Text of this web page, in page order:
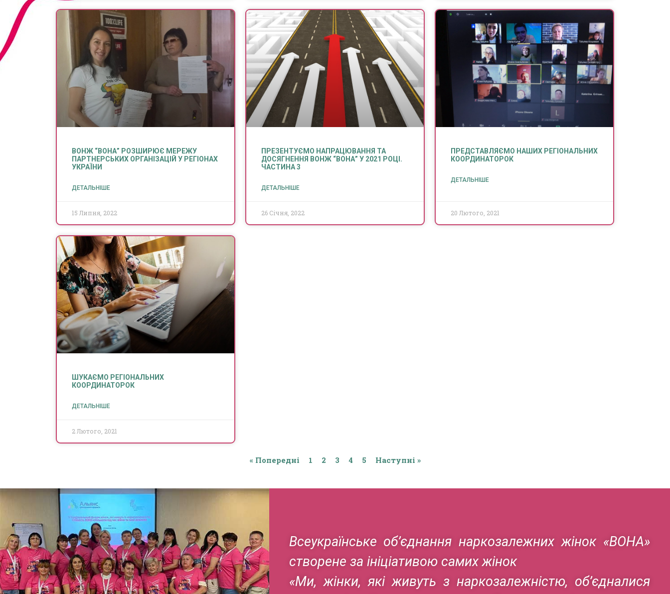
ВОНЖ “ВОНА” РОЗШИРЮЄ МЕРЕЖУ
ПАРТНЕРСЬКИХ ОРГАНІЗАЦІЙ У РЕГІОНАХ
УКРАЇНИ
ДЕТАЛЬНІШЕ
15 Липня, 2022
ПРЕЗЕНТУЄМО НАПРАЦЮВАННЯ ТА
ДОСЯГНЕННЯ ВОНЖ “ВОНА” У 2021 РОЦІ.
ЧАСТИНА 3
ДЕТАЛЬНІШЕ
26 Січня, 2022
ПРЕДСТАВЛЯЄМО НАШИХ РЕГІОНАЛЬНИХ
КООРДИНАТОРОК
ДЕТАЛЬНІШЕ
20 Лютого, 2021
ШУКАЄМО РЕГІОНАЛЬНИХ
КООРДИНАТОРОК
ДЕТАЛЬНІШЕ
2 Лютого, 2021
« Попередні 1 2 3 4 5 Наступні »
Всеукраїнське об’єднання наркозалежних жінок «ВОНА»
створене за ініціативою самих жінок
«Ми, жінки, які живуть з наркозалежністю, об’єдналися